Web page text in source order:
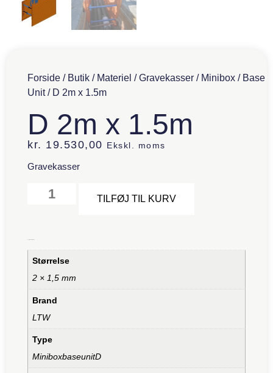
Forside / Butik / Materiel /Gravekasser / Minibox / Base
Unit/ D 2m x 1.5m
D 2m x 1.5m
kr. 19.530,00 Ekskl. moms
Gravekasser
TILFØJ TIL KURV
Størrelse
2 × 1,5 mm
Brand
LTW
Type
MiniboxbaseunitD